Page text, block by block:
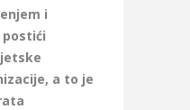
i
a to je